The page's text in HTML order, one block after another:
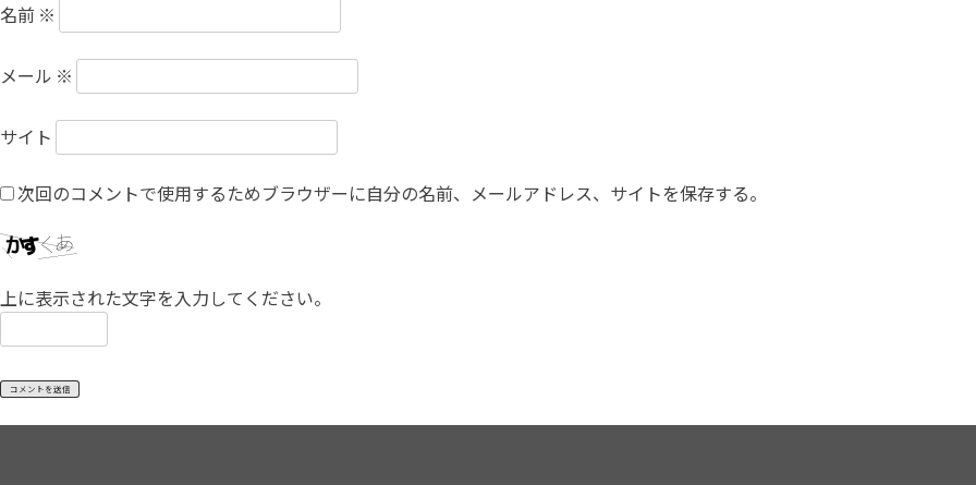
名前 ※
メール ※
サイト
次回のコメントで使用するためブラウザーに自分の名前、メールアドレス、サイトを保存する。
上に表示された文字を入力してください。